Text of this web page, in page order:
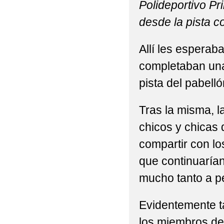
2022 VISITA DE 3ºP
2022 'CEIP BILINGÜE
2022 'CELEBRACIÓN
2022 'MONDILLAS'
EXCMO.
2022 'MONDILLAS'
2022 'NUESTRA
Polideportivo
desde la pista
Allí les
completaban
pista del
Tras la misma,
chicos y chicas
compartir con
que
mucho tanto a
Evidentemente